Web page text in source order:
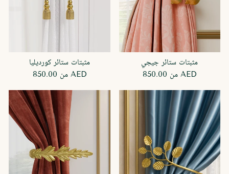
مثبتات ستائر كورديليا
من850.00 AED
مثبتات ستائر جيجي
من 850.00 AED